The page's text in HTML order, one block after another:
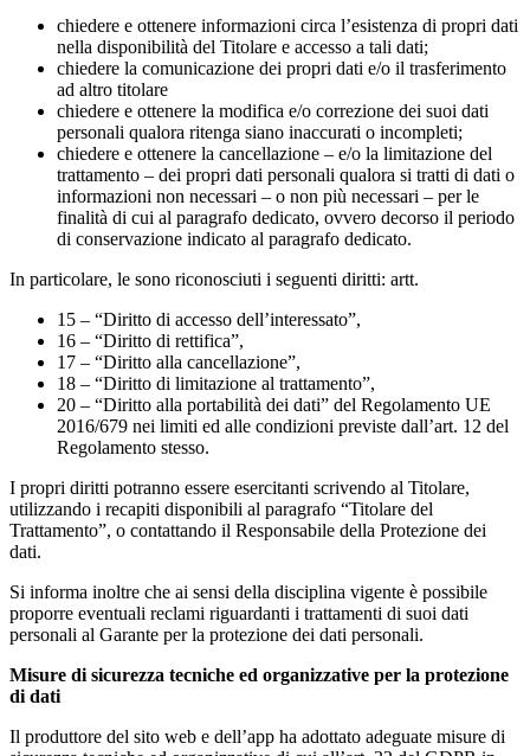
chiedere e ottenere informazioni circa l’esistenza di propri dati
nella disponibilità del Titolare e accesso a tali dati;
chiedere la comunicazione dei propri dati e/o il trasferimento
ad altro titolare
chiedere e ottenere la modifica e/o correzione dei suoi dati
personali qualora ritenga siano inaccurati o incompleti;
chiedere e ottenere la cancellazione – e/o la limitazione del
trattamento – dei propri dati personali qualora si tratti di dati o
informazioni non necessari – o non più necessari – per le
finalità di cui al paragrafo dedicato, ovvero decorso il periodo
di conservazione indicato al paragrafo dedicato.
In particolare, le sono riconosciuti i seguenti diritti: artt.
15 – “Diritto di accesso dell’interessato”,
16 – “Diritto di rettifica”,
17 – “Diritto alla cancellazione”,
18 – “Diritto di limitazione al trattamento”,
20 – “Diritto alla portabilità dei dati” del Regolamento UE
2016/679 nei limiti ed alle condizioni previste dall’art. 12 del
Regolamento stesso.
I propri diritti potranno essere esercitanti scrivendo al Titolare,
utilizzando i recapiti disponibili al paragrafo “Titolare del
Trattamento”, o contattando il Responsabile della Protezione dei
dati.
Si informa inoltre che ai sensi della disciplina vigente è possibile
proporre eventuali reclami riguardanti i trattamenti di suoi dati
personali al Garante per la protezione dei dati personali.
Misure di sicurezza tecniche ed organizzative per la protezione
di dati
Il produttore del sito web e dell’app ha adottato adeguate misure di